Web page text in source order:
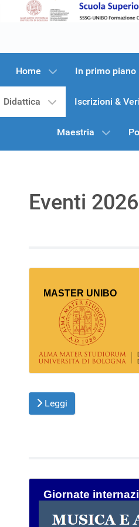
Home In primo piano
Didattica Iscrizioni &
Maestria
Eventi 2026
  MASTER UNIBO
Leggi
Giornate